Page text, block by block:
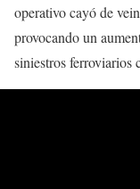
operativo cayó de
provocando un
siniestros ferroviarios